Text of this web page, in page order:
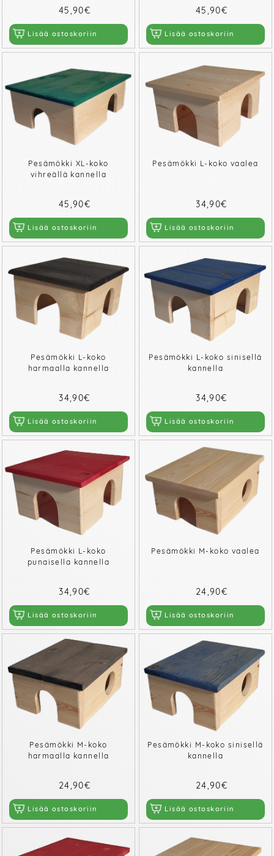
45,90€
Lisää ostoskoriin
45,90€
Lisää ostoskoriin
Pesämökki XL-koko
vihreällä kannella
45,90€
Lisää ostoskoriin
Pesämökki L-koko vaalea
34,90€
Lisää ostoskoriin
Pesämökki L-koko
harmaalla kannella
34,90€
Lisää ostoskoriin
Pesämökki L-koko sinisellä
kannella
34,90€
Lisää ostoskoriin
Pesämökki L-koko
punaisella kannella
34,90€
Lisää ostoskoriin
Pesämökki M-koko vaalea
24,90€
Lisää ostoskoriin
Pesämökki M-koko
harmaalla kannella
24,90€
Lisää ostoskoriin
Pesämökki M-koko sinisellä
kannella
24,90€
Lisää ostoskoriin